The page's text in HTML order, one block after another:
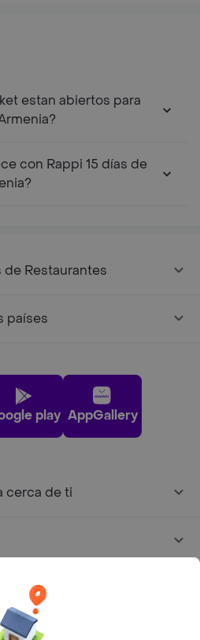
estan abiertos para
con Rappi 15 días de
de Restaurantes
países
play AppGallery
cerca de ti